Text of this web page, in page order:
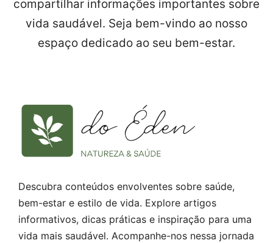
compartilhar informações importantes sobre
vida saudável. Seja bem-vindo ao nosso
espaço dedicado ao seu bem-estar.
Descubra conteúdos envolventes sobre saúde,
bem-estar e estilo de vida. Explore artigos
informativos, dicas práticas e inspiração para uma
vida mais saudável. Acompanhe-nos nessa jornada